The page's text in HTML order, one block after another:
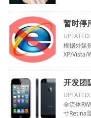
暂时停
根据外媒
XP/Vista/
开发团
全流体
寸Retina